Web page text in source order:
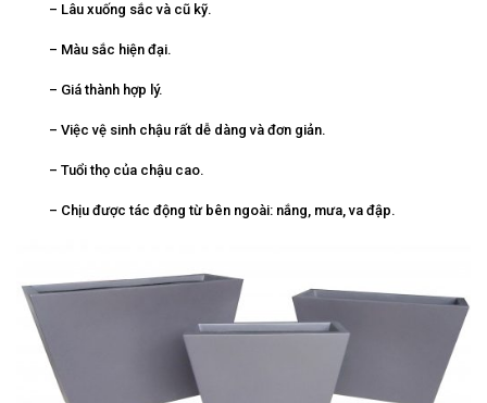
– Lâu xuống sắc và cũ kỹ.
– Màu sắc hiện đại.
– Giá thành hợp lý.
– Việc vệ sinh chậu rất dễ dàng và đơn giản.
– Tuổi thọ của chậu cao.
– Chịu được tác động từ bên ngoài: nắng, mưa, va đập.